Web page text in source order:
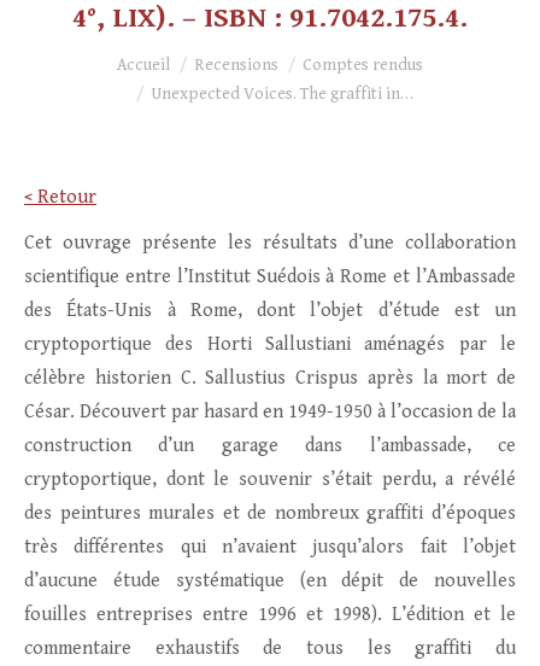
4°, LIX). – ISBN : 91.7042.175.4.
Vous êtes ici :Accueil Recensions
Comptes rendus
Unexpected Voices. The graffiti in…
< Retour
Cet ouvrage présente les résultats d’une collaboration
scientifique entre l’Institut Suédois à Rome et l’Ambassade
des États-Unis à Rome, dont l’objet d’étude est un
cryptoportique des Horti Sallustiani aménagés par le
célèbre historien C. Sallustius Crispus après la mort de
César. Découvert par hasard en 1949-1950 à l’occasion de la
construction d’un garage dans l’ambassade, ce
cryptoportique, dont le souvenir s’était perdu, a révélé
des peintures murales et de nombreux graffiti d’époques
très différentes qui n’avaient jusqu’alors fait l’objet
d’aucune étude systématique (en dépit de nouvelles
fouilles entreprises entre 1996 et 1998). L’édition et le
commentaire exhaustifs de tous les graffiti du